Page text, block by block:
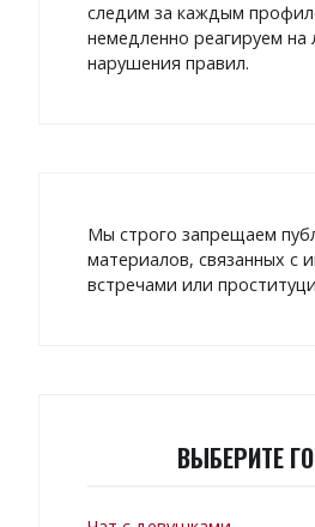
следим за каждым
немедленно реагируем
нарушения правил.
Мы строго запрещаем
материалов, связанных с
встречами или
ВЫБЕРИТЕ